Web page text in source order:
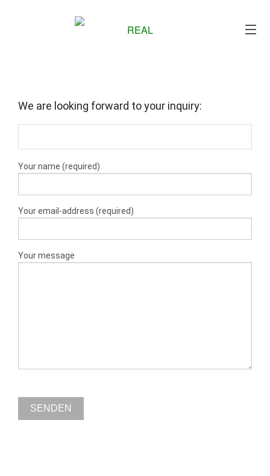
We are looking forward to your inquiry:
Your name (required)
Your email-address (required)
Your message